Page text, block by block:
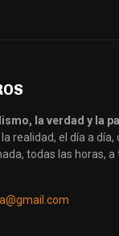
la verdad y la
realidad, el día a
todas las horas,